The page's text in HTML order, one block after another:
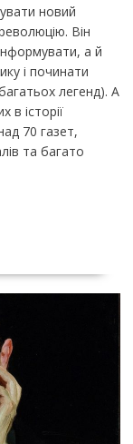
новий
Він
а й
і починати
легенд). А
в історії
70 газет,
та багато